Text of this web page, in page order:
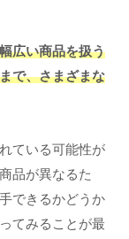
広い商品を扱う
で、さまざまな
ている可能性が
品が異なるた
できるかどうか
てみることが最